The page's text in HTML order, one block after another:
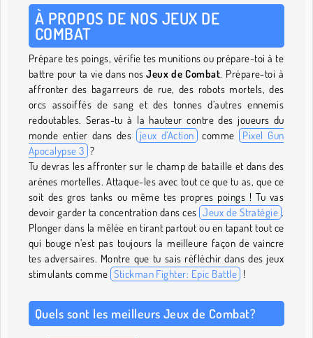
À PROPOS DE NOS JEUX DE
COMBAT
Prépare tes poings, vérifie tes munitions ou prépare-toi à te
battre pour ta vie dans nosJeux de Combat. Prépare-toi à
affronter des bagarreurs de rue, des robots mortels, des
orcs assoiffés de sang et des tonnes d’autres ennemis
redoutables. Seras-tu à la hauteur contre des joueurs du
monde entier dans des
jeux d’Action comme
Pixel Gun
Apocalypse 3 ?
Tu devras les affronter sur le champ de bataille et dans des
arènes mortelles. Attaque-les avec tout ce que tu as, que ce
soit des gros tanks ou même tes propres poings ! Tu vas
devoir garder ta concentration dans ces Jeux de Stratégie .
Plonger dans la mêlée en tirant partout ou en tapant tout ce
qui bouge n’est pas toujours la meilleure façon de vaincre
tes adversaires. Montre que tu sais réfléchir dans des jeux
stimulants comme Stickman Fighter: Epic Battle !
Quels sont les meilleurs Jeux de Combat?